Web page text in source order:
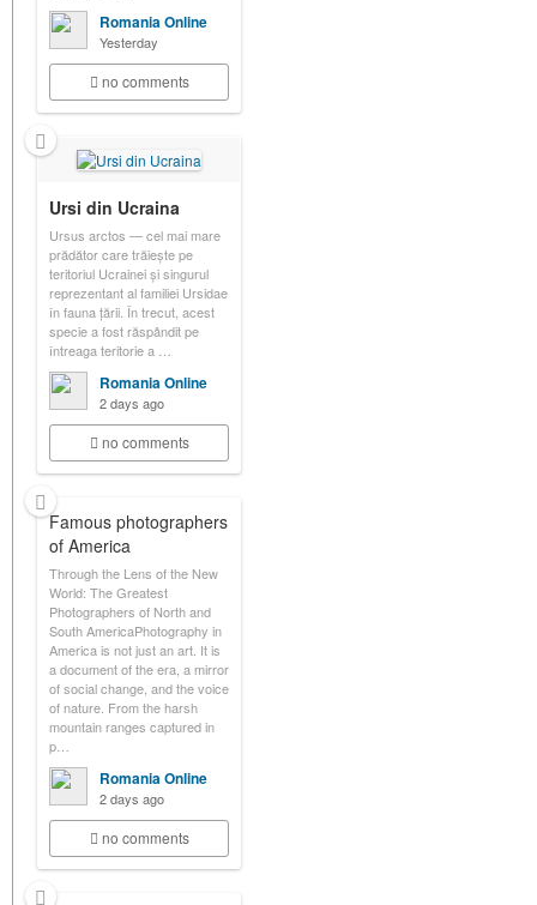
Romania Online
Yesterday
no comments
Ursi din Ucraina
Ursus arctos — cel mai mare
prădător care trăiește pe
teritoriul Ucrainei și singurul
reprezentant al familiei Ursidae
în fauna țării. În trecut, acest
specie a fost răspândit pe
întreaga teritorie a …
Romania Online
2 days ago
no comments
Famous photographers
of America
Through the Lens of the New
World: The Greatest
Photographers of North and
South AmericaPhotography in
America is not just an art. It is
a document of the era, a mirror
of social change, and the voice
of nature. From the harsh
mountain ranges captured in
p…
Romania Online
2 days ago
no comments